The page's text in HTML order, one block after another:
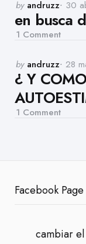
Posted
by
by andruzz 30
en busca
1 Comment
Posted
by
by andruzz 28
¿ Y
1 Comment
Facebook Page
cambiar el